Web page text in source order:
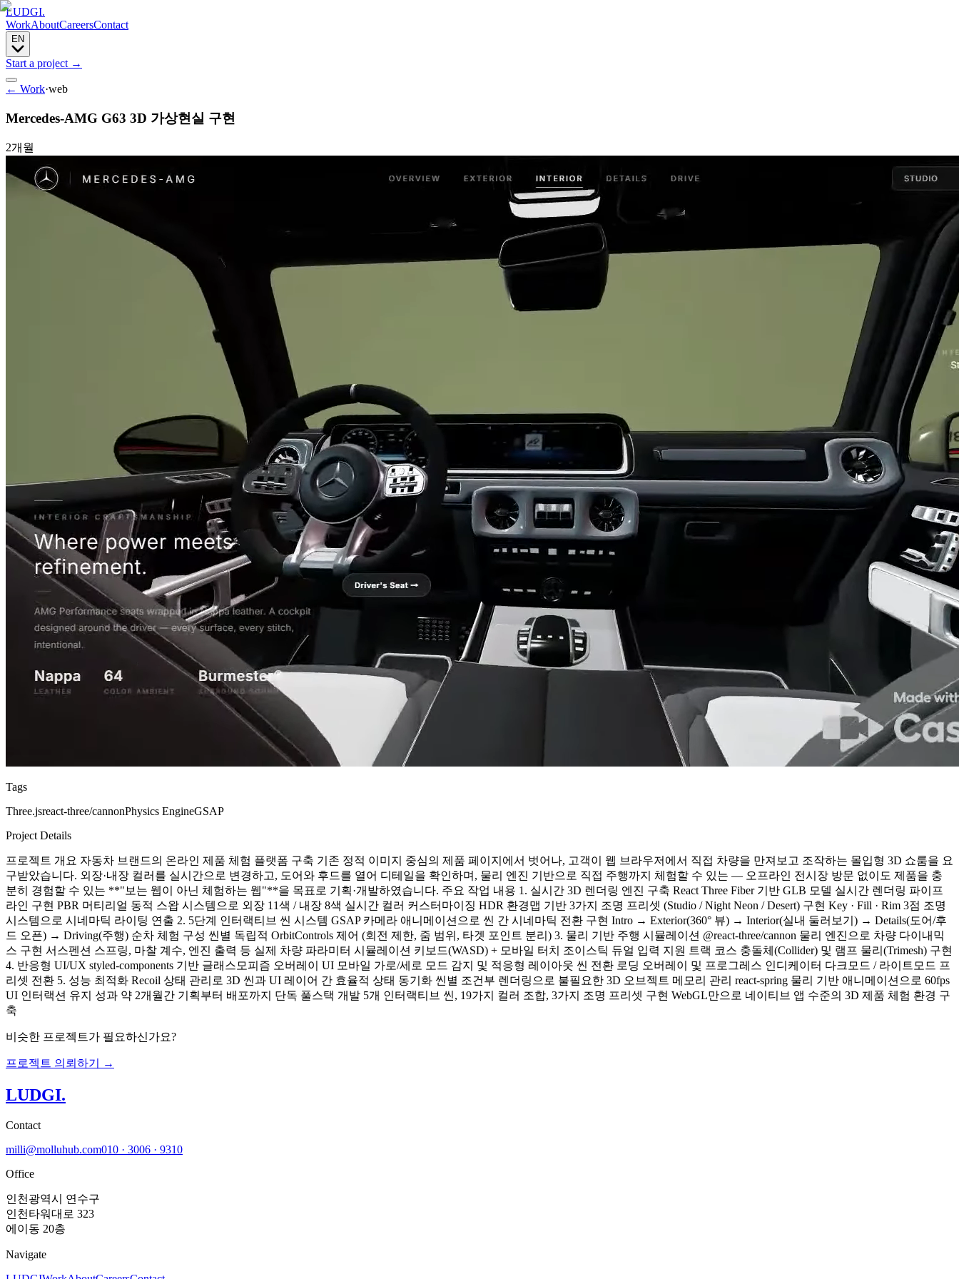
LUDGI.
WorkAboutCareersContact
EN
Start a project →
← Work·web
Mercedes-AMG G63 3D 가상현실 구현
2개월
Tags
Three.jsreact-three/cannonPhysics EngineGSAP
Project Details
프로젝트 개요 자동차 브랜드의 온라인 제품 체험 플랫폼 구축 기존 정적 이미지 중심의 제품 페이지에서 벗어나, 고객이 웹 브라우저에서 직접 차량을 만져보고 조작하는 몰입형 3D 쇼룸을 요
구받았습니다. 외장·내장 컬러를 실시간으로 변경하고, 도어와 후드를 열어 디테일을 확인하며, 물리 엔진 기반으로 직접 주행까지 체험할 수 있는 — 오프라인 전시장 방문 없이도 제품을 충
분히 경험할 수 있는 **"보는 웹이 아닌 체험하는 웹"**을 목표로 기획·개발하였습니다. 주요 작업 내용 1. 실시간 3D 렌더링 엔진 구축 React Three Fiber 기반 GLB 모델 실시간 렌더링 파이프
라인 구현 PBR 머티리얼 동적 스왑 시스템으로 외장 11색 / 내장 8색 실시간 컬러 커스터마이징 HDR 환경맵 기반 3가지 조명 프리셋 (Studio / Night Neon / Desert) 구현 Key · Fill · Rim 3점 조명
시스템으로 시네마틱 라이팅 연출 2. 5단계 인터랙티브 씬 시스템 GSAP 카메라 애니메이션으로 씬 간 시네마틱 전환 구현 Intro → Exterior(360° 뷰) → Interior(실내 둘러보기) → Details(도어/후
드 오픈) → Driving(주행) 순차 체험 구성 씬별 독립적 OrbitControls 제어 (회전 제한, 줌 범위, 타겟 포인트 분리) 3. 물리 기반 주행 시뮬레이션 @react-three/cannon 물리 엔진으로 차량 다이내믹
스 구현 서스펜션 스프링, 마찰 계수, 엔진 출력 등 실제 차량 파라미터 시뮬레이션 키보드(WASD) + 모바일 터치 조이스틱 듀얼 입력 지원 트랙 코스 충돌체(Collider) 및 램프 물리(Trimesh) 구현
4. 반응형 UI/UX styled-components 기반 글래스모피즘 오버레이 UI 모바일 가로/세로 모드 감지 및 적응형 레이아웃 씬 전환 로딩 오버레이 및 프로그레스 인디케이터 다크모드 / 라이트모드 프
리셋 전환 5. 성능 최적화 Recoil 상태 관리로 3D 씬과 UI 레이어 간 효율적 상태 동기화 씬별 조건부 렌더링으로 불필요한 3D 오브젝트 메모리 관리 react-spring 물리 기반 애니메이션으로 60fps
UI 인터랙션 유지 성과 약 2개월간 기획부터 배포까지 단독 풀스택 개발 5개 인터랙티브 씬, 19가지 컬러 조합, 3가지 조명 프리셋 구현 WebGL만으로 네이티브 앱 수준의 3D 제품 체험 환경 구
축
비슷한 프로젝트가 필요하신가요?
프로젝트 의뢰하기 →
LUDGI.
Contact
milli@molluhub.com010 · 3006 · 9310
Office
인천광역시 연수구
인천타워대로 323
에이동 20층
Navigate